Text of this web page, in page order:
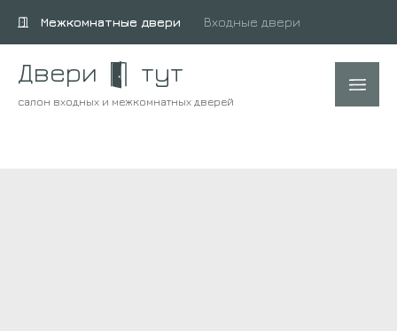
Межкомнатные двери Входные двери
салон входных и межкомнатных дверей
Двери тут